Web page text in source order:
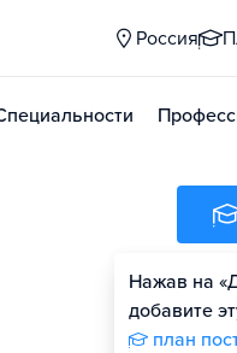
Россия
Нажав на
добавите
план